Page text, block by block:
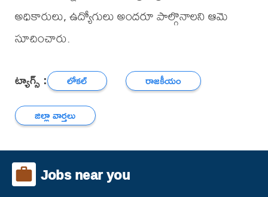
అధికారులు, ఉద్యోగులు అందరూ పాల్గొనాలని ఆమె
సూచించారు.
ట్యాగ్స్ : లోకల్
రాజకీయం
జిల్లా వార్తలు
Jobs near you